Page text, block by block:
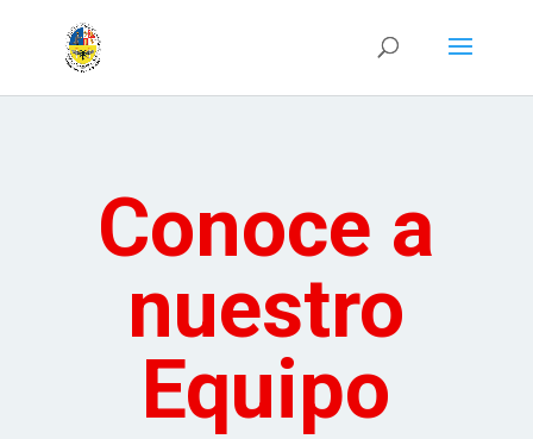
Conoce a
nuestro
Equipo